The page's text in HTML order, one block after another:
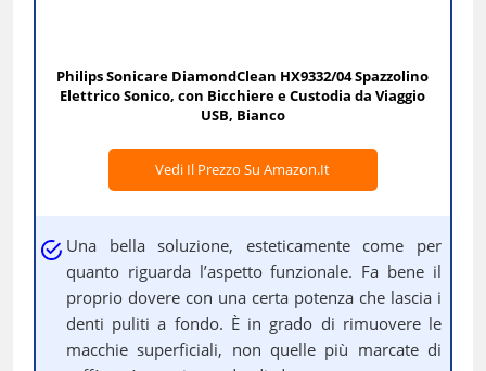
Philips Sonicare DiamondClean HX9332/04 Spazzolino
Elettrico Sonico, con Bicchiere e Custodia da Viaggio
USB, Bianco
Vedi Il Prezzo Su Amazon.it
Una bella soluzione, esteticamente come per
quanto riguarda l’aspetto funzionale. Fa bene il
proprio dovere con una certa potenza che lascia i
denti puliti a fondo. È in grado di rimuovere le
macchie superficiali, non quelle più marcate di